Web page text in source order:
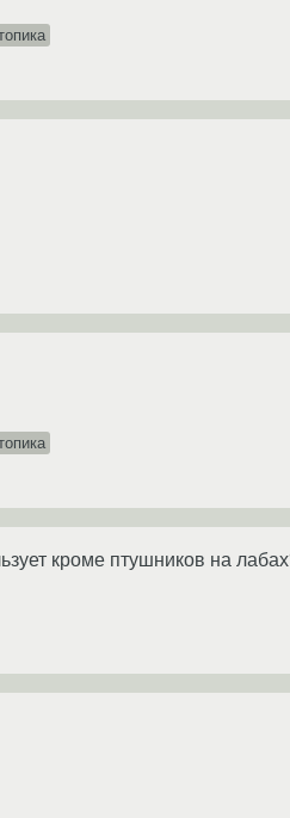
кроме птушников на